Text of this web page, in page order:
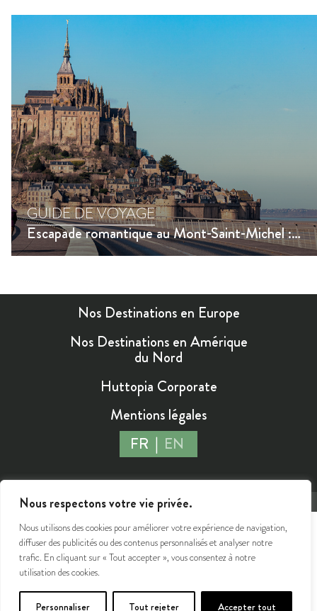
Nous respectons votre vie privée.
Nous utilisons des cookies pour améliorer votre expérience de navigation,
diffuser des publicités ou des contenus personnalisés et analyser notre
trafic. En cliquant sur « Tout accepter », vous consentez à notre
utilisation des cookies.
Personnaliser Tout rejeter Accepter tout
GUIDE DE VOYAGE
Escapade romantique au Mont-Saint-Michel : week-end inoubliable en Normandie
Nos Destinations en Europe
Nos Destinations en Amérique
du Nord
Huttopia Corporate
Mentions légales
FR
EN
©2026 Huttopia - Tous droits réservés